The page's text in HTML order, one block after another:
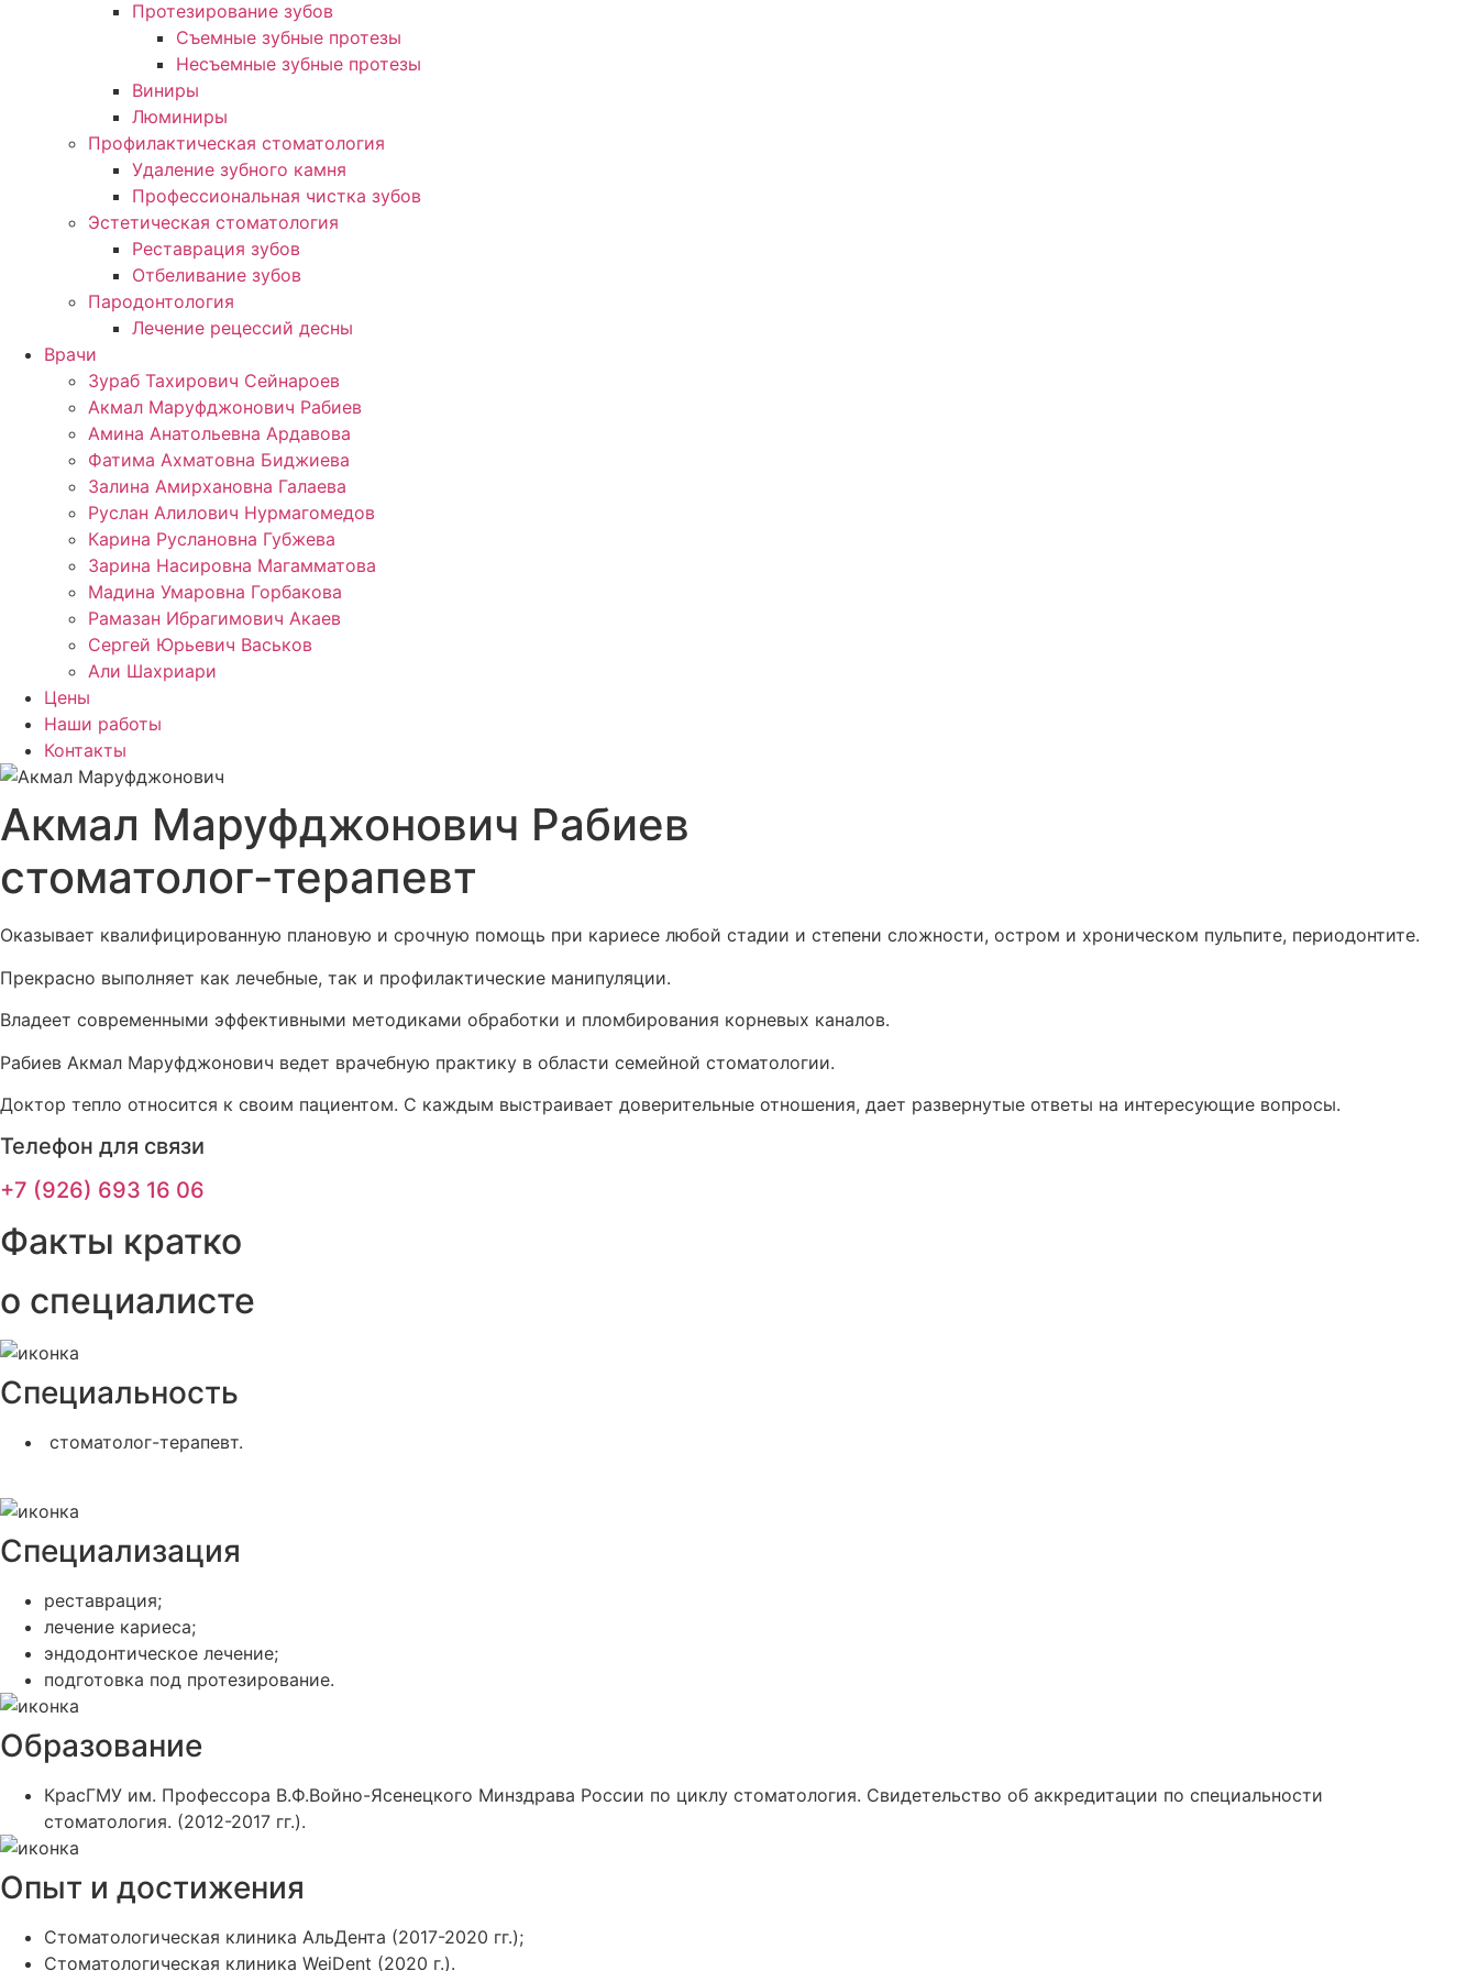
Протезирование зубов
Съемные зубные протезы
Несъемные зубные протезы
Виниры
Люминиры
Профилактическая стоматология
Удаление зубного камня
Профессиональная чистка зубов
Эстетическая стоматология
Реставрация зубов
Отбеливание зубов
Пародонтология
Лечение рецессий десны
Врачи
Зураб Тахирович Сейнароев
Акмал Маруфджонович Рабиев
Амина Анатольевна Ардавова
Фатима Ахматовна Биджиева
Залина Амирхановна Галаева
Руслан Алилович Нурмагомедов
Карина Руслановна Губжева
Зарина Насировна Магамматова
Мадина Умаровна Горбакова
Рамазан Ибрагимович Акаев
Сергей Юрьевич Васьков
Али Шахриари
Цены
Наши работы
Контакты
Акмал Маруфджонович Рабиев
стоматолог-терапевт
Оказывает квалифицированную плановую и срочную помощь при кариесе любой стадии и степени сложности, остром и хроническом пульпите, периодонтите.
Прекрасно выполняет как лечебные, так и профилактические манипуляции.
Владеет современными эффективными методиками обработки и пломбирования корневых каналов.
Рабиев Акмал Маруфджонович ведет врачебную практику в области семейной стоматологии.
Доктор тепло относится к своим пациентом. С каждым выстраивает доверительные отношения, дает развернутые ответы на интересующие вопросы.
Телефон для связи
+7 (926) 693 16 06
Факты кратко
о специалисте
Специальность
стоматолог-терапевт.
Специализация
реставрация;
лечение кариеса;
эндодонтическое лечение;
подготовка под протезирование.
Образование
КрасГМУ им. Профессора В.Ф.Войно-Ясенецкого Минздрава России по циклу стоматология. Свидетельство об аккредитации по специальности
стоматология. (2012-2017 гг.).
Опыт и достижения
Стоматологическая клиника АльДента (2017-2020 гг.);
Стоматологическая клиника WeiDent (2020 г.).